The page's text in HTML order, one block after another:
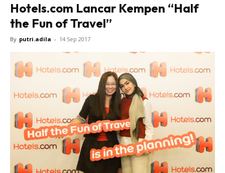
Hotels.com Lancar Kempen “Half
the Fun of Travel”
By putri.adila - 14 Sep 2017